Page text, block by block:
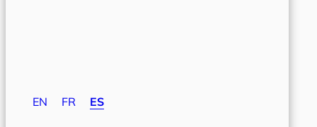
EN FR ES